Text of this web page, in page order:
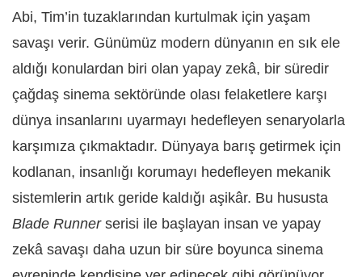
Abi, Tim’in tuzaklarından kurtulmak için yaşam
savaşı verir. Günümüz modern dünyanın en sık ele
aldığı konulardan biri olan yapay zekâ, bir süredir
çağdaş sinema sektöründe olası felaketlere karşı
dünya insanlarını uyarmayı hedefleyen senaryolarla
karşımıza çıkmaktadır. Dünyaya barış getirmek için
kodlanan, insanlığı korumayı hedefleyen mekanik
sistemlerin artık geride kaldığı aşikâr. Bu hususta
Blade Runnerserisi ile başlayan insan ve yapay
zekâ savaşı daha uzun bir süre boyunca sinema